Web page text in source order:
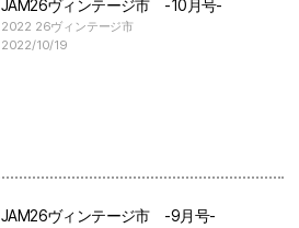
JAM26ヴィンテージ市 -10月号-
2022 26ヴィンテージ市
2022/10/19
JAM26ヴィンテージ市 -9月号-